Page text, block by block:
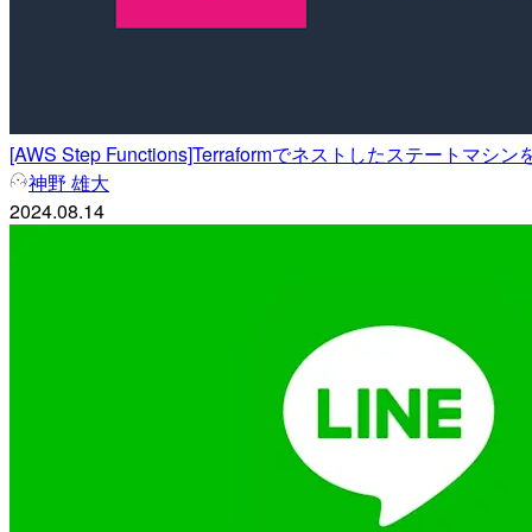
[AWS Step Functions]Terraformでネストしたステートマシン
神野 雄大
2024.08.14